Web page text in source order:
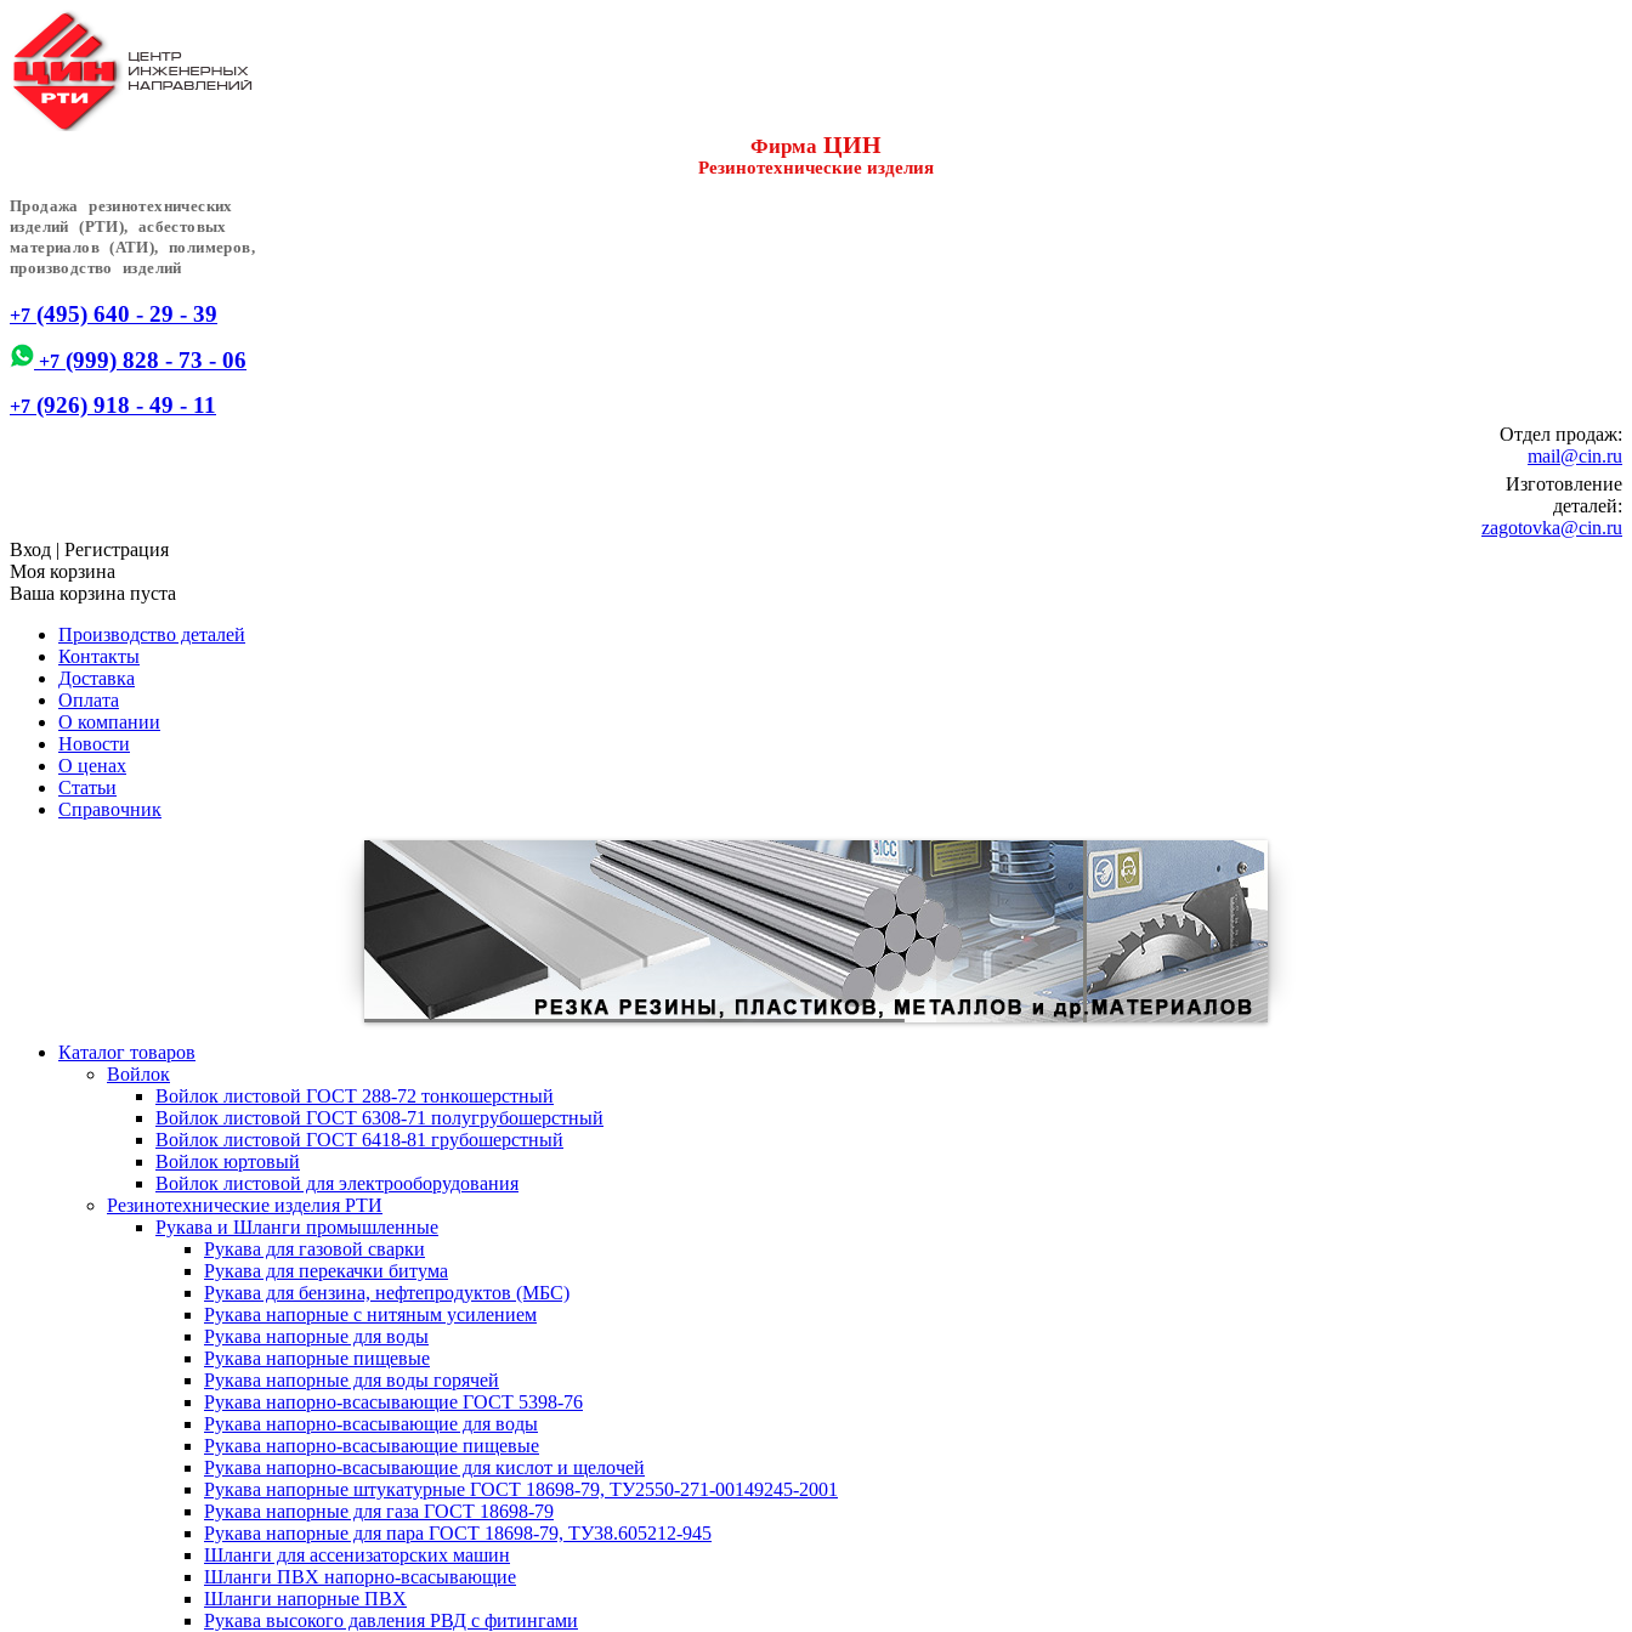
Фирма ЦИН
Резинотехнические изделия
Продажа резинотехнических
изделий (РТИ), асбестовых
материалов (АТИ), полимеров,
производство изделий
+7 (495) 640 - 29 - 39
+7 (999) 828 - 73 - 06
+7 (926) 918 - 49 - 11
Отдел продаж:
mail@cin.ru
Изготовление
деталей:
zagotovka@cin.ru
Вход | Регистрация
Моя корзина
Ваша корзина пуста
Производство деталей
Контакты
Доставка
Оплата
О компании
Новости
О ценах
Статьи
Справочник
Каталог товаров
Войлок
Войлок листовой ГОСТ 288-72 тонкошерстный
Войлок листовой ГОСТ 6308-71 полугрубошерстный
Войлок листовой ГОСТ 6418-81 грубошерстный
Войлок юртовый
Войлок листовой для электрооборудования
Резинотехнические изделия РТИ
Рукава и Шланги промышленные
Рукава для газовой сварки
Рукава для перекачки битума
Рукава для бензина, нефтепродуктов (МБС)
Рукава напорные с нитяным усилением
Рукава напорные для воды
Рукава напорные пищевые
Рукава напорные для воды горячей
Рукава напорно-всасывающие ГОСТ 5398-76
Рукава напорно-всасывающие для воды
Рукава напорно-всасывающие пищевые
Рукава напорно-всасывающие для кислот и щелочей
Рукава напорные штукатурные ГОСТ 18698-79, ТУ2550-271-00149245-2001
Рукава напорные для газа ГОСТ 18698-79
Рукава напорные для пара ГОСТ 18698-79, ТУ38.605212-945
Шланги для ассенизаторских машин
Шланги ПВХ напорно-всасывающие
Шланги напорные ПВХ
Рукава высокого давления РВД с фитингами